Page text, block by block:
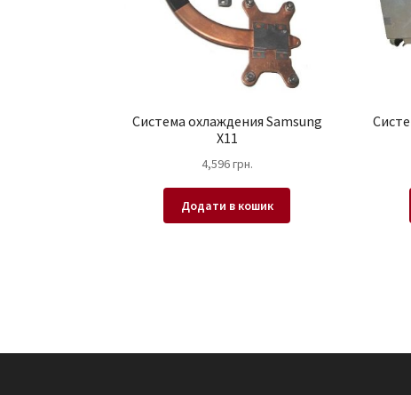
Система охлаждения Samsung
X11
4,596грн.
Додати в кошик